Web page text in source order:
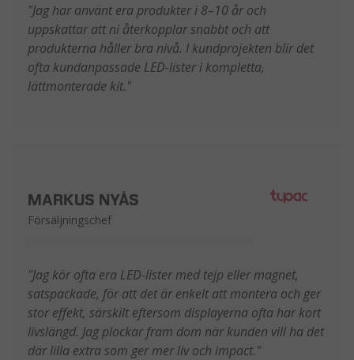
"Jag har använt era produkter i 8–10 år och
uppskattar att ni återkopplar snabbt och att
produkterna håller bra nivå. I kundprojekten blir det
ofta kundanpassade LED-lister i kompletta,
lättmonterade kit."
MARKUS NYÅS
Försäljningschef
"Jag kör ofta era LED-lister med tejp eller magnet,
satspackade, för att det är enkelt att montera och ger
stor effekt, särskilt eftersom displayerna ofta har kort
livslängd. Jag plockar fram dom när kunden vill ha det
där lilla extra som ger mer liv och impact."